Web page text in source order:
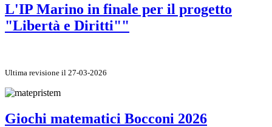
L'IP Marino in finale per il progetto
"Libertà e Diritti""
Ultima revisione il 27-03-2026
Giochi matematici Bocconi 2026